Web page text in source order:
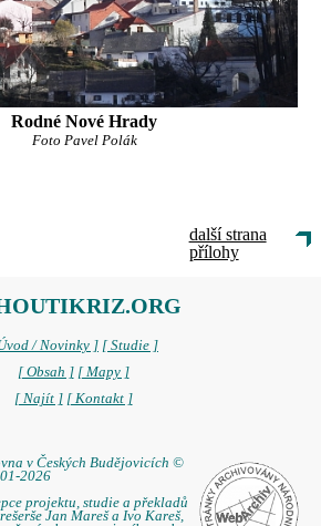
Rodné Nové Hrady
Foto Pavel Polák
další strana
přílohy
/ Novinky ] [ Studie ]
[ Obsah ] [ Mapy ]
[ Najít ] [ Kontakt ]
v Českých Budějovicích ©
2026
projektu, studie a překladů
Jan Mareš a Ivo Kareš,